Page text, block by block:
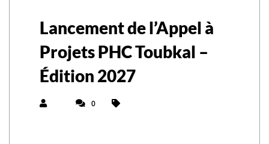
Lancement de l’Appel à
Projets PHC Toubkal –
Édition 2027
0